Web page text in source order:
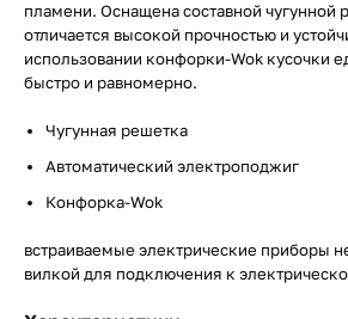
пламени. Оснащена составной чугунной
отличается высокой прочностью и
использовании конфорки-Wok кусочки
быстро и равномерно.
Чугунная решетка
Автоматический электроподжиг
Конфорка-Wok
встраиваемые электрические приборы
вилкой для подключения к